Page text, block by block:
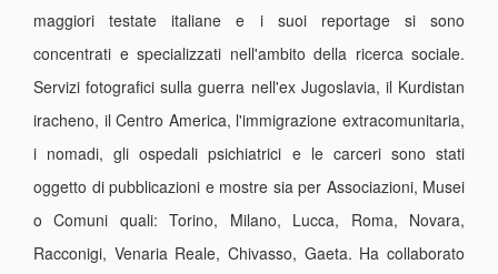
maggiori testate italiane e i suoi reportage si sono
concentrati e specializzati nell'ambito della ricerca sociale.
Servizi fotografici sulla guerra nell'ex Jugoslavia, il Kurdistan
iracheno, il Centro America, l'immigrazione extracomunitaria,
i nomadi, gli ospedali psichiatrici e le carceri sono stati
oggetto di pubblicazioni e mostre sia per Associazioni, Musei
o Comuni quali: Torino, Milano, Lucca, Roma, Novara,
Racconigi, Venaria Reale, Chivasso, Gaeta. Ha collaborato